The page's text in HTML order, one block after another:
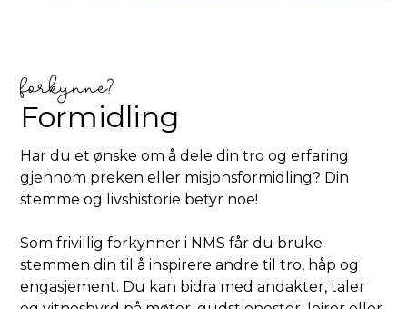
forkynne?
Formidling
Har du et ønske om å dele din tro og erfaring
gjennom preken eller misjonsformidling? Din
stemme og livshistorie betyr noe!
Som frivillig forkynner i NMS får du bruke
stemmen din til å inspirere andre til tro, håp og
engasjement. Du kan bidra med andakter, taler